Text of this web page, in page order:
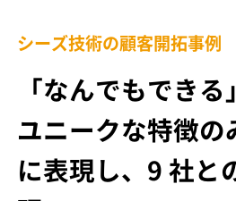
シーズ技術の顧客開拓事例
「なんでもできる
ユニークな特徴の
に表現し、9 社と